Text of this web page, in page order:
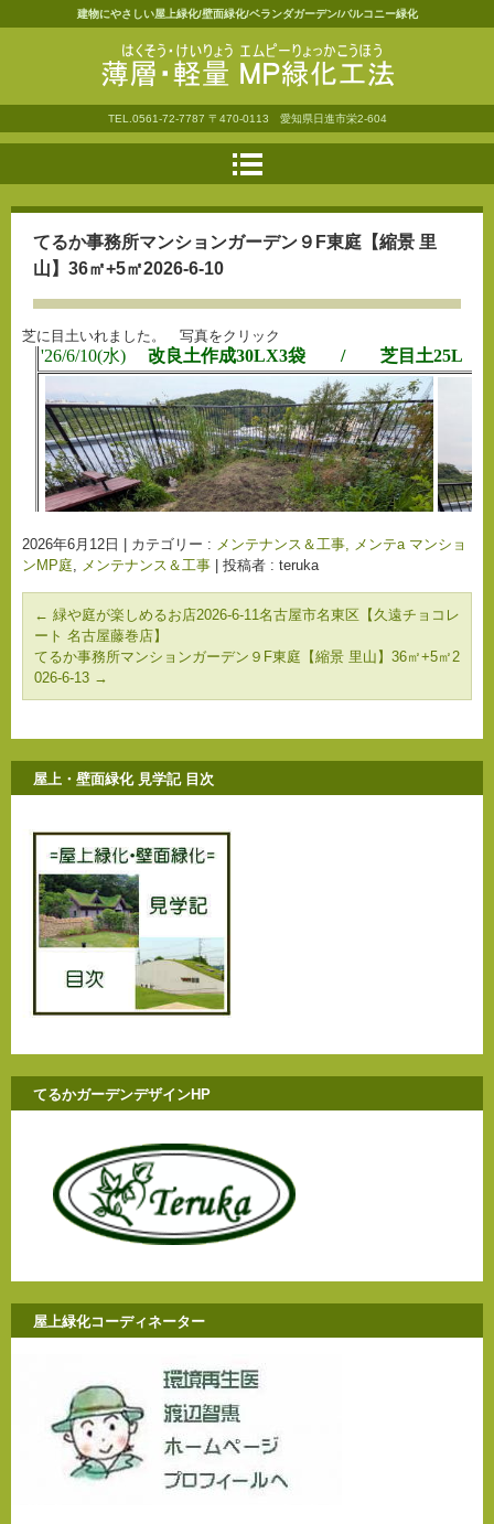
薄層・軽量ＭＰ緑化工法
建物にやさしい屋上緑化/壁面緑化/ベランダガーデン/バルコニー緑化
TEL. 0561-72-7787 〒470-0113 愛知県日進市栄2-604
てるか事務所マンションガーデン９F東庭【縮景 里
山】36㎡+5㎡2026-6-10
芝に目土いれました。 写真をクリック
2026年6月12日 カテゴリー : メンテナンス＆工事, メンテa マンショ
ンMP庭, メンテナンス＆工事 投稿者 : teruka
← 緑や庭が楽しめるお店2026-6-11名古屋市名東区【久遠チョコレ
ート 名古屋藤巻店】
てるか事務所マンションガーデン９F東庭【縮景 里山】36㎡+5㎡2
026-6-13 →
屋上・壁面緑化 見学記 目次
てるかガーデンデザインHP
屋上緑化コーディネーター